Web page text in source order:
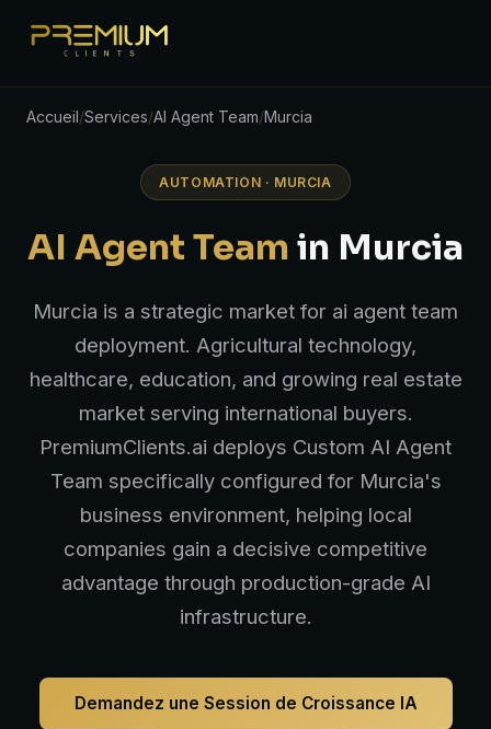
Accueil/Services/AI Agent Team/Murcia
AUTOMATION · MURCIA
AI Agent Team in Murcia
Murcia is a strategic market for ai agent team
deployment. Agricultural technology,
healthcare, education, and growing real estate
market serving international buyers.
PremiumClients.ai deploys Custom AI Agent
Team specifically configured for Murcia's
business environment, helping local
companies gain a decisive competitive
advantage through production-grade AI
infrastructure.
Demandez une Session de Croissance IA